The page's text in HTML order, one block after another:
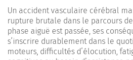
Un accident vasculaire cérébral
rupture brutale dans le parcours
phase aiguë est passée, ses
s’inscrire durablement dans le
moteurs, difficultés d’élocution,